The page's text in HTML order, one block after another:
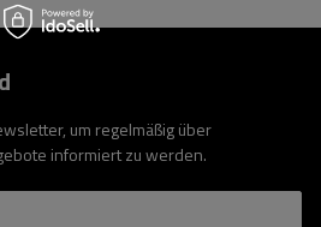
um regelmäßig über
informiert zu werden.